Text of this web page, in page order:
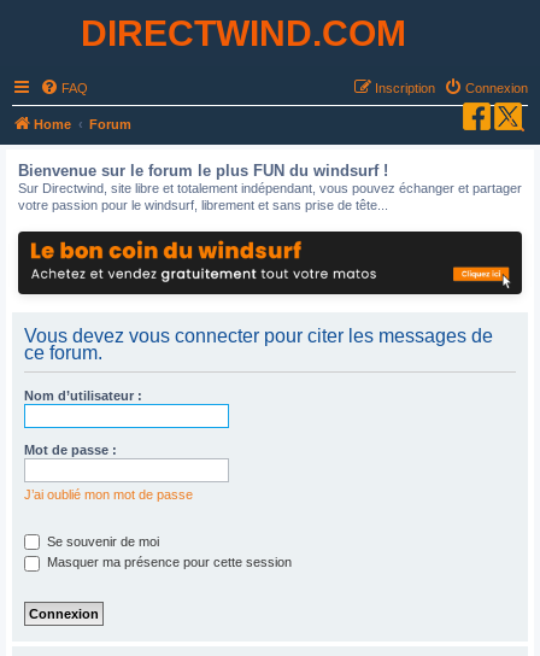
DIRECTWIND.COM
FAQ Connexion
Inscription
Home Forum
Bienvenue sur le forum le plus FUN du windsurf !
Sur Directwind, site libre et totalement indépendant, vous pouvez échanger et partager
votre passion pour le windsurf, librement et sans prise de tête...
Vous devez vous connecter pour citer les messages de
ce forum.
Nom d’utilisateur :
Mot de passe :
J’ai oublié mon mot de passe
Se souvenir de moi
Masquer ma présence pour cette session